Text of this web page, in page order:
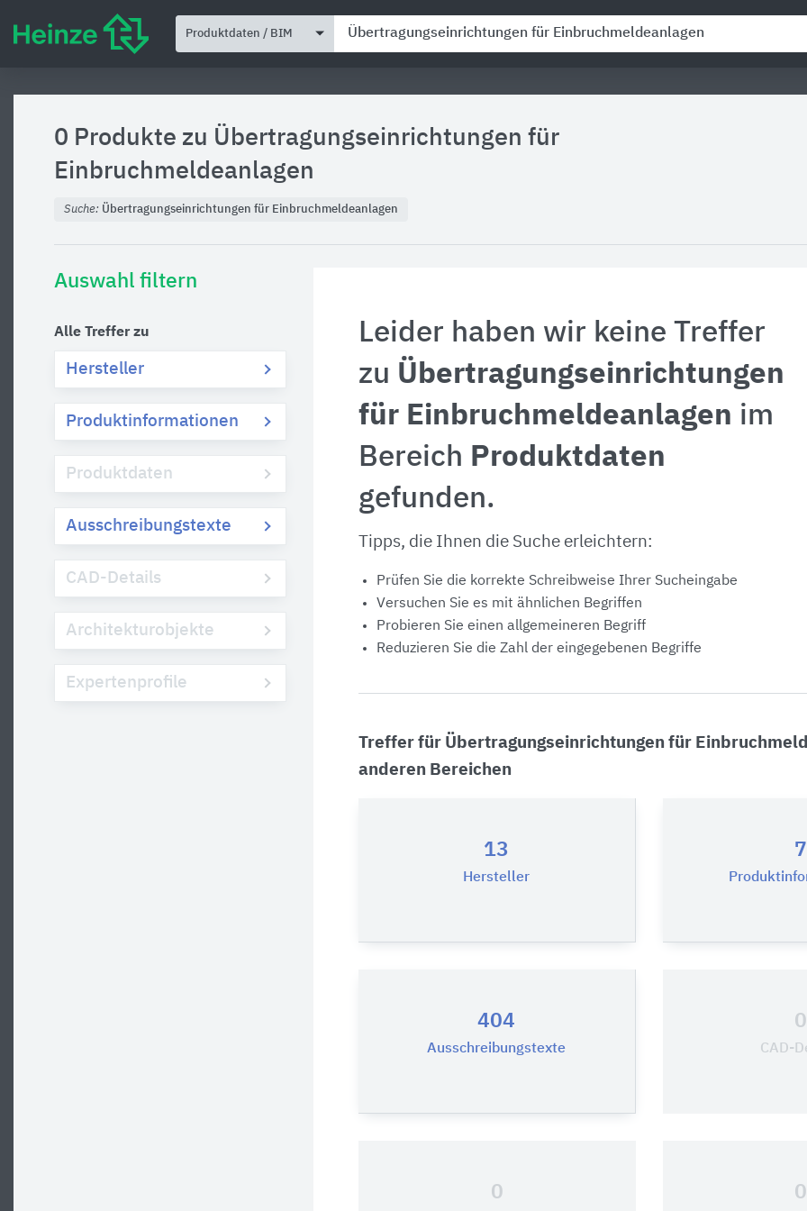
Produktdaten / BIM
0 Produkte zu Übertragungseinrichtungen für
Einbruchmeldeanlagen
Suche: Übertragungseinrichtungen für Einbruchmeldeanlagen
Auswahl filtern
Alle Treffer zu
Hersteller
Produktinformationen
Produktdaten
Ausschreibungstexte
CAD-Details
Architekturobjekte
Expertenprofile
Leider haben wir keine Treffer
zu Übertragungseinrichtungen
für Einbruchmeldeanlagen im
Bereich Produktdaten
gefunden.
Tipps, die Ihnen die Suche erleichtern:
Prüfen Sie die korrekte Schreibweise Ihrer Sucheingabe
Versuchen Sie es mit ähnlichen Begriffen
Probieren Sie einen allgemeineren Begriff
Reduzieren Sie die Zahl der eingegebenen Begriffe
Treffer für Übertragungseinrichtungen für
anderen Bereichen
13
Hersteller
7
404
Ausschreibungstexte
0
CAD-
0 0